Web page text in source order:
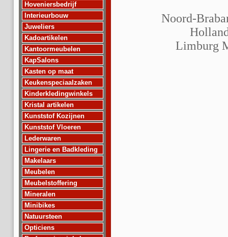
Hoveniersbedrijf
Interieurbouw
Juweliers
Kadoartikelen
Kantoormeubelen
KapSalons
Kasten op maat
Keukenspeciaalzaken
Kinderkledingwinkels
Kristal artikelen
Kunststof Kozijnen
Kunststof Vloeren
Lederwaren
Lingerie en Badkleding
Makelaars
Meubelen
Meubelstoffering
Mineralen
Minibikes
Natuursteen
Opticiens
Noord-
Limburg